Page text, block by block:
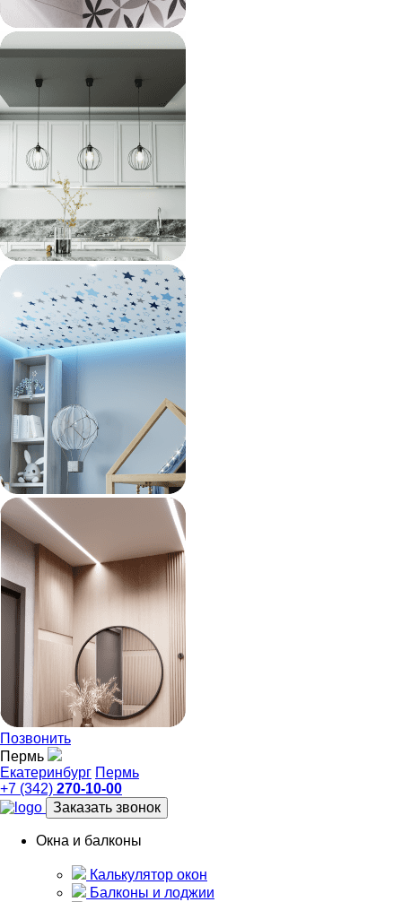
Позвонить
Пермь
Екатеринбург Пермь
+7 (342) 270-10-00
Заказать звонок
Окна и балконы
Калькулятор окон
Балконы и лоджии